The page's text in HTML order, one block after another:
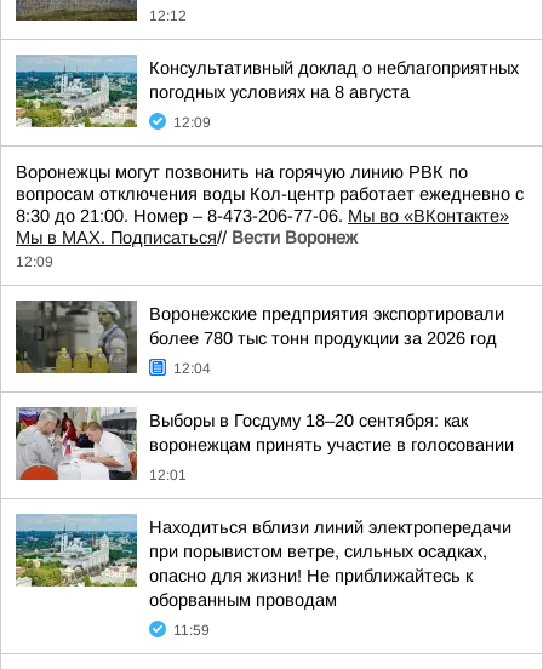
12:12
Консультативный доклад о неблагоприятных
погодных условиях на 8 августа
12:09
Воронежцы могут позвонить на горячую линию РВК по
вопросам отключения воды Кол-центр работает ежедневно с
8:30 до 21:00. Номер – 8-473-206-77-06. Мы во «ВКонтакте»
Мы в MAX. Подписаться// Вести Воронеж
12:09
Воронежские предприятия экспортировали
более 780 тыс тонн продукции за 2026 год
12:04
Выборы в Госдуму 18–20 сентября: как
воронежцам принять участие в голосовании
12:01
Находиться вблизи линий электропередачи
при порывистом ветре, сильных осадках,
опасно для жизни! Не приближайтесь к
оборванным проводам
11:59